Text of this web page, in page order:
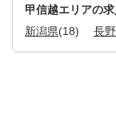
甲信越エリアの
新潟県(18) 長